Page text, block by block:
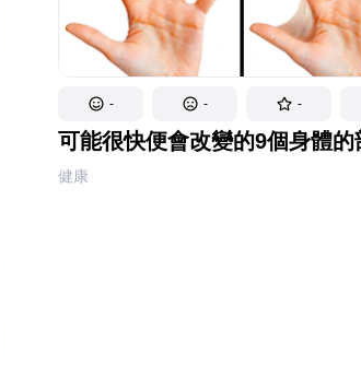
- - -
可能很快便會改變的9個身體的
健康